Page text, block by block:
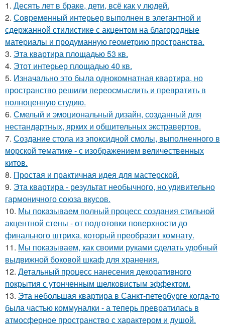
1. Десять лет в браке, дети, всё как у людей.
2. Современный интерьер выполнен в элегантной и
сдержанной стилистике с акцентом на благородные
материалы и продуманную геометрию пространства.
3. Эта квартира площадью 53 кв.
4. Этот интерьер площадью 40 кв.
5. Изначально это была однокомнатная квартира, но
пространство решили переосмыслить и превратить в
полноценную студию.
6. Смелый и эмоциональный дизайн, созданный для
нестандартных, ярких и общительных экстравертов.
7. Создание стола из эпоксидной смолы, выполненного в
морской тематике - с изображением величественных
китов.
8. Простая и практичная идея для мастерской.
9. Эта квартира - результат необычного, но удивительно
гармоничного союза вкусов.
10. Мы показываем полный процесс создания стильной
акцентной стены - от подготовки поверхности до
финального штриха, который преобразит комнату.
11. Мы показываем, как своими руками сделать удобный
выдвижной боковой шкаф для хранения.
12. Детальный процесс нанесения декоративного
покрытия с утонченным шелковистым эффектом.
13. Эта небольшая квартира в Санкт-петербурге когда-то
была частью коммуналки - а теперь превратилась в
атмосферное пространство с характером и душой.